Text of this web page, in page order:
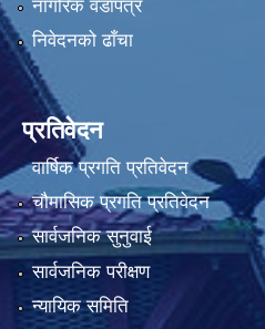
नागरिक वडापत्र
निवेदनको ढाँचा
प्रतिवेदन
वार्षिक प्रगति प्रतिवेदन
चौमासिक प्रगति प्रतिवेदन
सार्वजनिक सुनुवाई
सार्वजनिक परीक्षण
न्यायिक समिति